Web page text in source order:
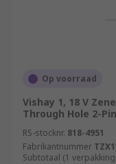
Op voorraad
Vishay 1, 18 V
Through Hole 2-
RS-stocknr. 818-4951
Fabrikantnummer
Subtotaal (1